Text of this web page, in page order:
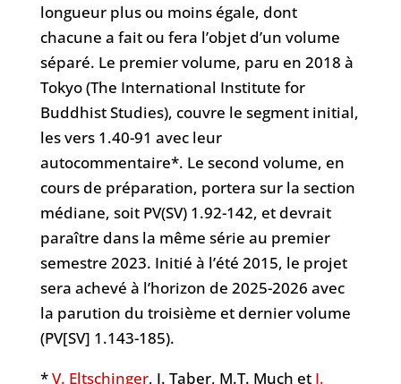
longueur plus ou moins égale, dont
chacune a fait ou fera l’objet d’un volume
séparé. Le premier volume, paru en 2018 à
Tokyo (The International Institute for
Buddhist Studies), couvre le segment initial,
les vers 1.40-91 avec leur
autocommentaire*. Le second volume, en
cours de préparation, portera sur la section
médiane, soit PV(SV) 1.92-142, et devrait
paraître dans la même série au premier
semestre 2023. Initié à l’été 2015, le projet
sera achevé à l’horizon de 2025-2026 avec
la parution du troisième et dernier volume
(PV[SV] 1.143-185).
*V. Eltschinger, J. Taber, M.T. Much et I.